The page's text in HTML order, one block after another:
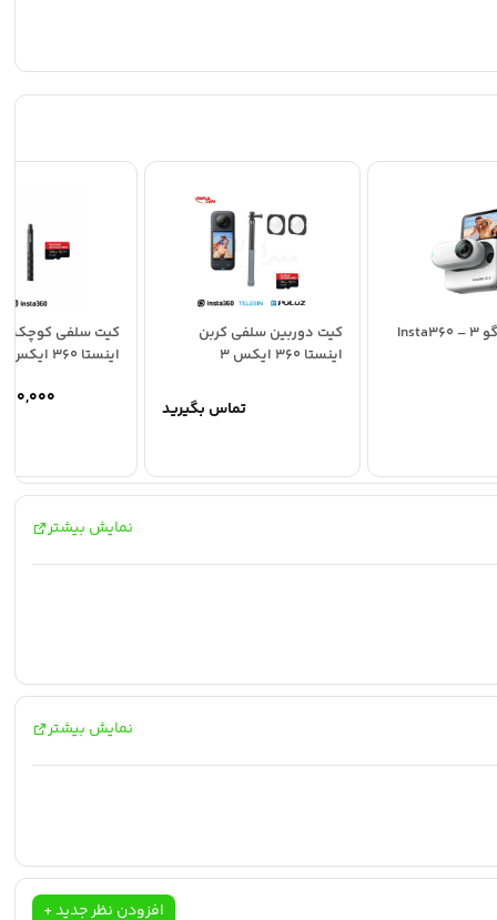
اینستا360 گو 3 – Insta360
کیت دوربین سلفی کربن
اینستا 360 ایکس 3
تماس بگیرید
کیت سلفی کوچک
اینستا 360 ایکس 5
نمایش بیشتر
نمایش بیشتر
افزودن نظر جدید +